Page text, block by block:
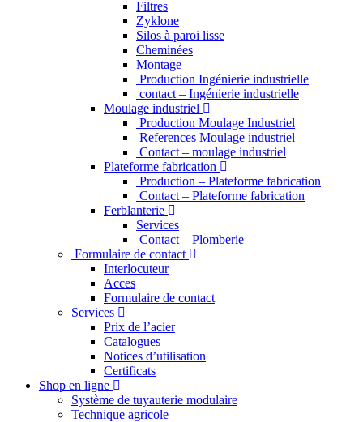
Filtres
Zyklone
Silos à paroi lisse
Cheminées
Montage
Production Ingénierie industrielle
contact – Ingénierie industrielle
Moulage industriel
Production Moulage Industriel
References Moulage industriel
Contact – moulage industriel
Plateforme fabrication
Production – Plateforme fabrication
Contact – Plateforme fabrication
Ferblanterie
Services
Contact – Plomberie
Formulaire de contact
Interlocuteur
Acces
Formulaire de contact
Services
Prix de l’acier
Catalogues
Notices d’utilisation
Certificats
Shop en ligne
Système de tuyauterie modulaire
Technique agricole